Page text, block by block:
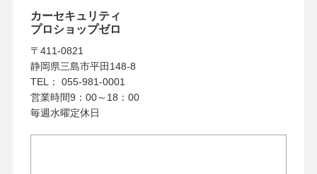
カーセキュリティ
プロショップゼロ
〒411-0821
静岡県三島市平田148-8
TEL： 055-981-0001
営業時間9：00～18：00
毎週水曜定休日